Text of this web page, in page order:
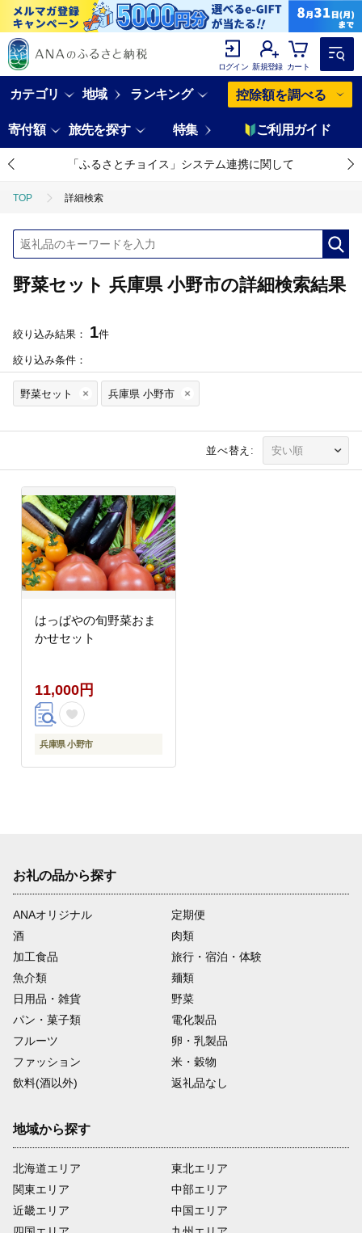
ログイン 新規登録 カート
カテゴリ 地域 ランキング 控除額を調べる
寄付額 旅先を探す 特集 ご利用ガイド
「ふるさとチョイス」システム連携に関して
TOP 詳細検索
野菜セット 兵庫県 小野市の詳細検索結果
絞り込み結果： 1件
絞り込み条件：
野菜セット 兵庫県 小野市
並べ替え:
はっぱやの旬野菜おま
かせセット
11,000円
兵庫県 小野市
お礼の品から探す
ANAオリジナル
定期便
酒
肉類
加工食品
旅行・宿泊・体験
魚介類
麺類
日用品・雑貨
野菜
パン・菓子類
電化製品
フルーツ
卵・乳製品
ファッション
米・穀物
飲料(酒以外)
返礼品なし
地域から探す
北海道エリア
関東エリア
近畿エリア
東北エリア
中部エリア
中国エリア